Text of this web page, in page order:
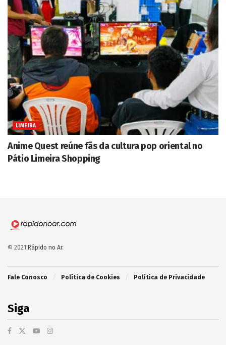
LIMEIRA
Anime Quest reúne fãs da cultura pop oriental no
Pátio Limeira Shopping
© 2021 Rápido no Ar.
Fale Conosco Política de Cookies Política de Privacidade
Siga